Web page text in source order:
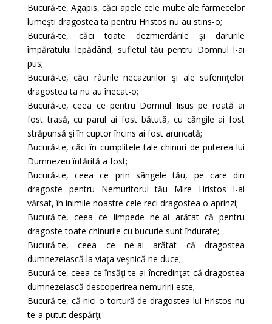
Bucură-te, Agapis, căci apele cele multe ale farmecelor
lumeşti dragostea ta pentru Hristos nu au stins-o;
Bucură-te, căci toate dezmierdările şi darurile
împăratului lepădând, sufletul tău pentru Domnul l-ai
pus;
Bucură-te, căci râurile necazurilor şi ale suferinţelor
dragostea ta nu au înecat-o;
Bucură-te, ceea ce pentru Domnul Iisus pe roată ai
fost trasă, cu parul ai fost bătută, cu căngile ai fost
străpunsă şi în cuptor încins ai fost aruncată;
Bucură-te, căci în cumplitele tale chinuri de puterea lui
Dumnezeu întărită a fost;
Bucură-te, ceea ce prin sângele tău, pe care din
dragoste pentru Nemuritorul tău Mire Hristos l-ai
vărsat, în inimile noastre cele reci dragostea o aprinzi;
Bucură-te, ceea ce limpede ne-ai arătat că pentru
dragoste toate chinurile cu bucurie sunt îndurate;
Bucură-te, ceea ce ne-ai arătat că dragostea
dumnezeiască la viaţa veşnică ne duce;
Bucură-te, ceea ce însăţi te-ai încredinţat că dragostea
dumnezeiască descoperirea nemuririi este;
Bucură-te, că nici o tortură de dragostea lui Hristos nu
te-a putut despărţi;